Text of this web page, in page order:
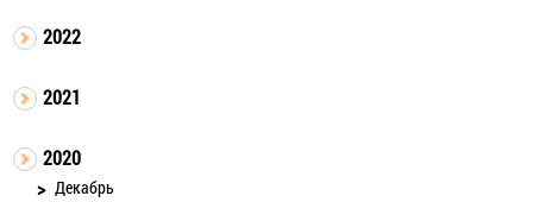
2022
2021
2020
Декабрь